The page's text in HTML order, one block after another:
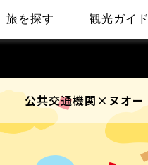
旅を探す 観光ガイド
公共交通機関×ヌオー